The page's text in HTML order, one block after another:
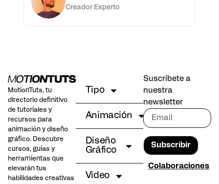
Creador Experto
MotionTuts, tu
directorio definitivo
de tutoriales y
recursos para
animación y diseño
gráfico. Descubre
cursos, guías y
herramientas que
elevarán tus
habilidades creativas
Tipo
Animación
Diseño
Gráfico
Video
Suscríbete a
nuestra
newsletter
Subscribir
Colaboraciones